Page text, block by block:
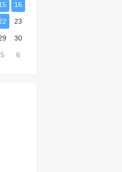
16
23
30
5 6